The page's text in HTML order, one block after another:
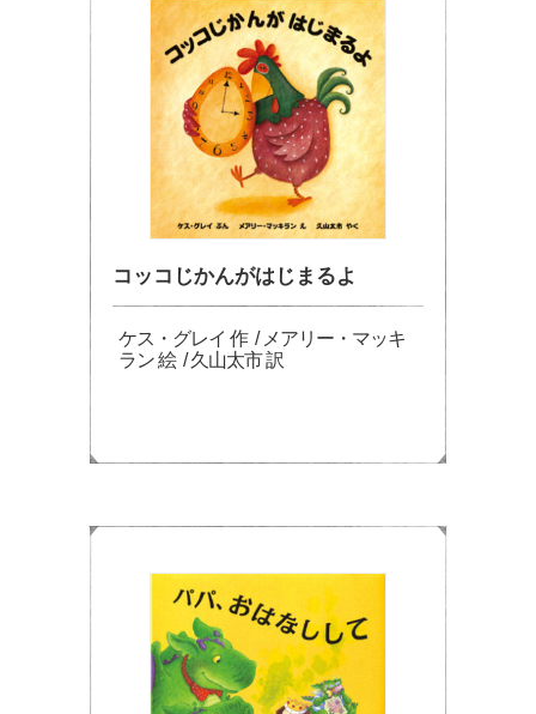
コッコじかんがはじまるよ
ケス・グレイ 作 / メアリー・マッキ
ラン 絵 / 久山太市 訳